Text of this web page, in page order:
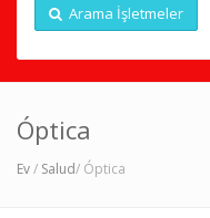
Arama İşletmeler
Óptica
Ev/ Salud/ Óptica